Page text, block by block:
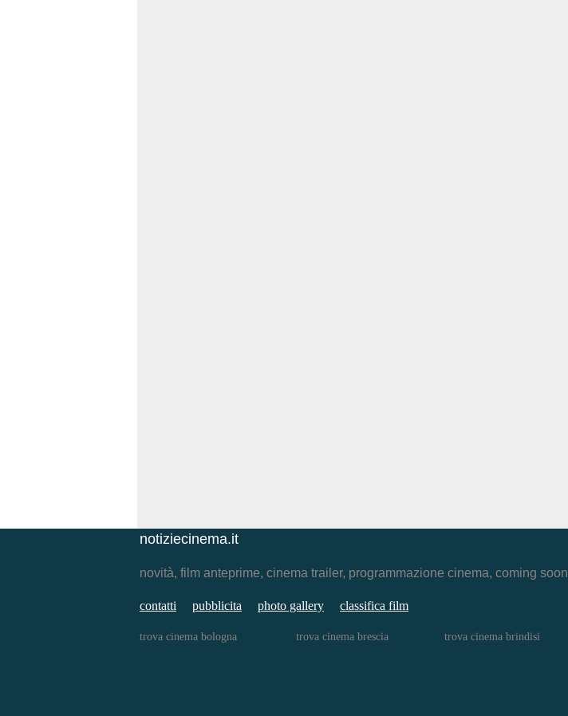
notiziecinema.it
novità, film anteprime, cinema trailer, programmazione cinema, coming soon
contatti pubblicita photo gallery classifica film
trova cinema bologna trova cinema brescia trova cinema brindisi